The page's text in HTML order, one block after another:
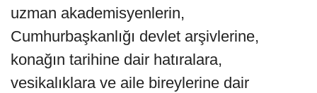
uzman akademisyenlerin,
Cumhurbaşkanlığı devlet arşivlerine,
konağın tarihine dair hatıralara,
vesikalıklara ve aile bireylerine dair